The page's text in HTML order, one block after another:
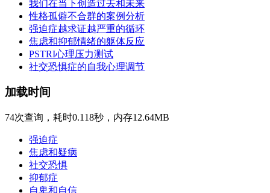
我们在当下创造过去和未来
性格孤僻不合群的案例分析
强迫症越求证越严重的循环
焦虑和抑郁情绪的躯体反应
PSTRI心理压力测试
社交恐惧症的自我心理调节
加载时间
74次查询，耗时0.118秒，内存12.64MB
强迫症
焦虑和疑病
社交恐惧
抑郁症
自卑和自信